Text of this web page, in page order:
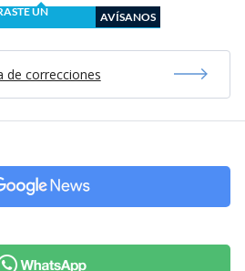
UN
AVÍSANOS
de correcciones